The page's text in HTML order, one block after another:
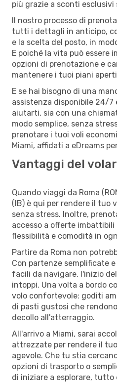
più grazie a sconti
Il nostro processo di
tutti i dettagli in anticipo,
e la scelta del posto, in
E poiché la vita può essere
opzioni di prenotazione e
mantenere i tuoi piani
E se hai bisogno di una
assistenza disponibile 24/7
aiutarti, sia con una
modo semplice, senza
prenotare i tuoi voli
Miami, affidati a eDreams
Vantaggi del
Quando viaggi da Roma
(IB) è qui per rendere il tuo
senza stress. Inoltre,
accesso a offerte imbattibili
flessibilità e comodità in
Partire da Roma non
Con partenze semplificate
facili da navigare, l'inizio
intoppi. Una volta a bordo
volo confortevole: goditi
di pasti gustosi che
decollo all'atterraggio.
All'arrivo a Miami, sarai
attrezzate per rendere il
agevole. Che tu stia
opzioni di trasporto o
di iniziare a esplorare, tutto